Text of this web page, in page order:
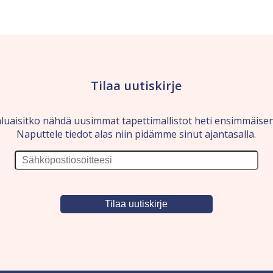
Tilaa uutiskirje
nähdä uusimmat tapettimallistot heti
Naputtele tiedot alas niin pidämme sinut ajantasalla.